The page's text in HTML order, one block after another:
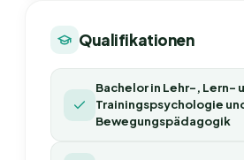
Qualifikationen
Bachelor in Lehr-, Lern-
Trainingspsychologie
Bewegungspädagogik